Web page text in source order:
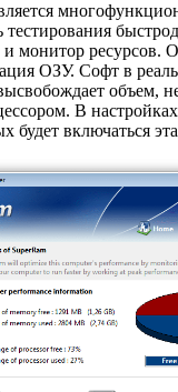
тестирования
монитор ресурсов.
ОЗУ. Софт в
объем,
В
будет включаться